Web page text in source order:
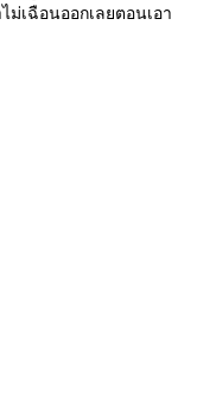
ม่เฉือนออกเลยตอนเอา